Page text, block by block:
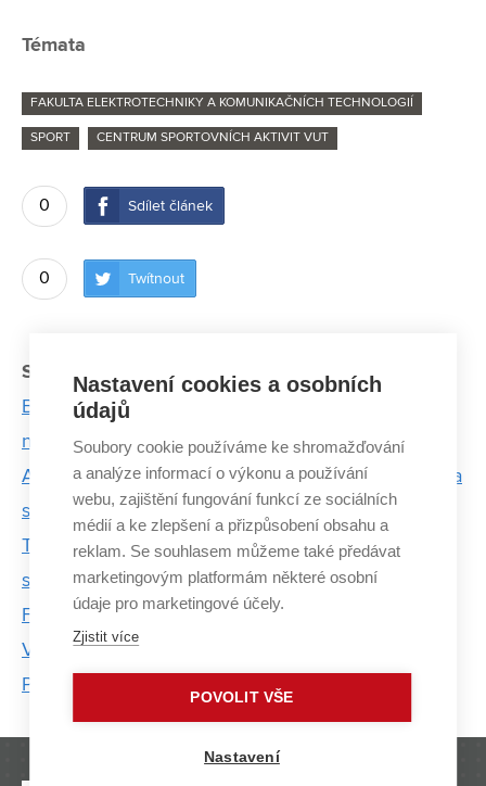
Témata
FAKULTA ELEKTROTECHNIKY A KOMUNIKAČNÍCH TECHNOLOGIÍ
SPORT CENTRUM SPORTOVNÍCH AKTIVIT VUT
0 Sdílet článek
0 Twítnout
Související články:
Byl jsem blázen, který všude jezdil na bruslích, říká
nadějný rychlobruslař
Adam a Kateřina Chromí: Já byla zadýchaná, brácha
se skoro nudil
Tři tréninky denně prokládá triatlonista Tomáš Kříž
studiem sportovních technologií
Fotbal se dá hrát i analyzovat. Eliška Jordánková z
VUT umí obojí
Petra Velová: Veslováním se mi splnil dětský sen
Nastavení cookies a osobních
údajů
Soubory cookie používáme ke shromažďování
a analýze informací o výkonu a používání
webu, zajištění fungování funkcí ze sociálních
médií a ke zlepšení a přizpůsobení obsahu a
reklam. Se souhlasem můžeme také předávat
marketingovým platformám některé osobní
údaje pro marketingové účely.
Zjistit více
POVOLIT VŠE
Nastavení